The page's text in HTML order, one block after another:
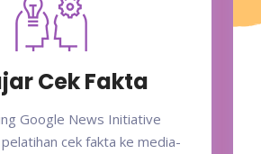
Cek Fakta
Google News Initiative
cek fakta ke media-